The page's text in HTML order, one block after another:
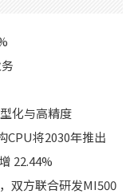
化与高精度
CPU将2030年推出
22.44%
双方联合研发MI500